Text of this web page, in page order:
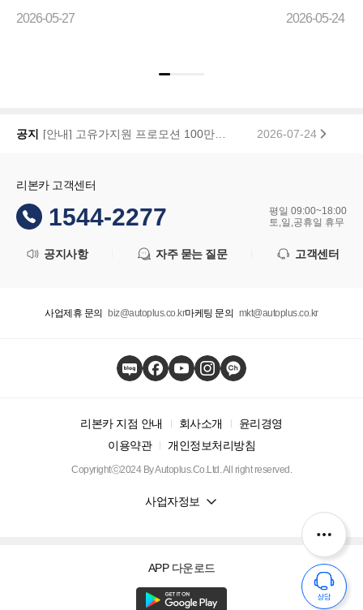
바꾸자 마음먹고 ㅋㅇㅋ 나 ㅇㅋ 꾸준히 매물검
2026-05-27
리상태까지
2026-05-24
공지 2026-01-22
리본카 고객센터
1544-2277
평일 09:00~18:00
토,일,공휴일 휴무
공지사항 자주 묻는 질문 고객센터
사업제휴 문의 biz@autoplus.co.kr마케팅 문의 mkt@autoplus.co.kr
리본카 지점 안내 회사소개
윤리경영
이용약관
개인정보처리방침
Copyrightⓒ2024 By Autoplus.Co.Ltd. All right reserved.
사업자정보
APP 다운로드